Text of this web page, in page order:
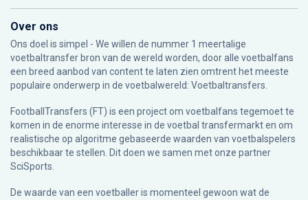
Over ons
Ons doel is simpel - We willen de nummer 1 meertalige
voetbaltransfer bron van de wereld worden, door alle voetbalfans
een breed aanbod van content te laten zien omtrent het meeste
populaire onderwerp in de voetbalwereld: Voetbaltransfers.
FootballTransfers (FT) is een project om voetbalfans tegemoet te
komen in de enorme interesse in de voetbal transfermarkt en om
realistische op algoritme gebaseerde waarden van voetbalspelers
beschikbaar te stellen. Dit doen we samen met onze partner
SciSports
De waarde van een voetballer is momenteel gewoon wat de